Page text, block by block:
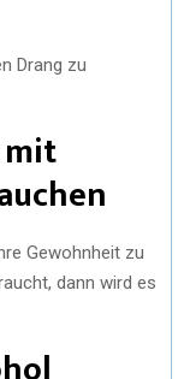
Drang zu
mit
Gewohnheit zu
dann wird es